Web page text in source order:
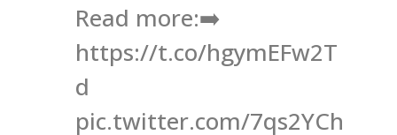
Read more:➡️
https://t.co/hgymEFw2T
d
pic.twitter.com/7qs2YCh